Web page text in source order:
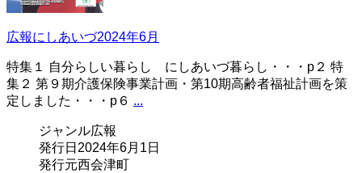
広報にしあいづ2024年6月
特集１ 自分らしい暮らし にしあいづ暮らし・・・p２ 特
集２ 第９期介護保険事業計画・第10期高齢者福祉計画を策
定しました・・・p６ ...
ジャンル広報
発行日 2024年6月1日
発行元西会津町